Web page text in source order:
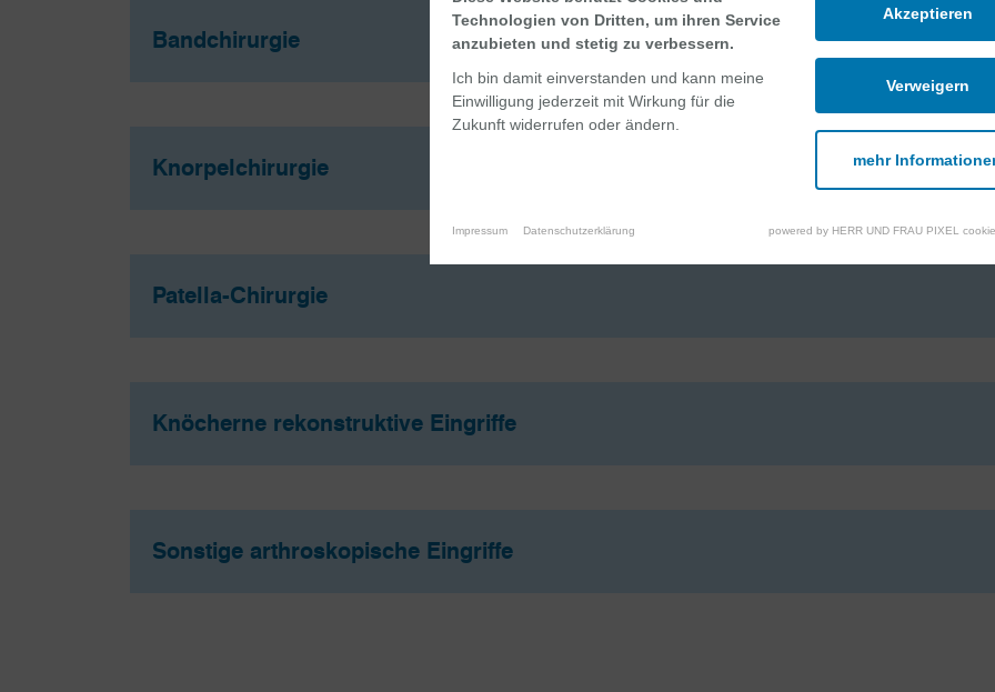
Bandchirurgie
Knorpelchirurgie
Patella-Chirurgie
Knöcherne rekonstruktive Eingriffe
Sonstige arthroskopische Eingriffe
Technologien von Dritten, um ihren Service
anzubieten und stetig zu verbessern.
Ich bin damit einverstanden und kann meine
Einwilligung jederzeit mit Wirkung für die
Zukunft widerrufen oder ändern.
Akzeptieren
Verweigern
mehr
Impressum Datenschutzerklärung powered by HERR UND FRAU PIXEL